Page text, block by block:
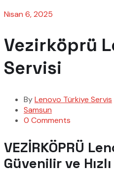
Nisan 6, 2025
Vezirköprü
Servisi
ByLenovo Türkiye Servis
Samsun
0 Comments
VEZİRKÖPRÜ
Güvenilir ve